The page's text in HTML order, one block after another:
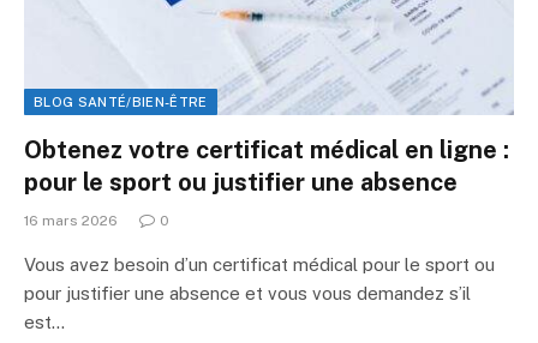
BLOG SANTÉ/BIEN-ÊTRE
Obtenez votre certificat médical en ligne :
pour le sport ou justifier une absence
16 mars 2026 0
Vous avez besoin d’un certificat médical pour le sport ou
pour justifier une absence et vous vous demandez s’il
est…